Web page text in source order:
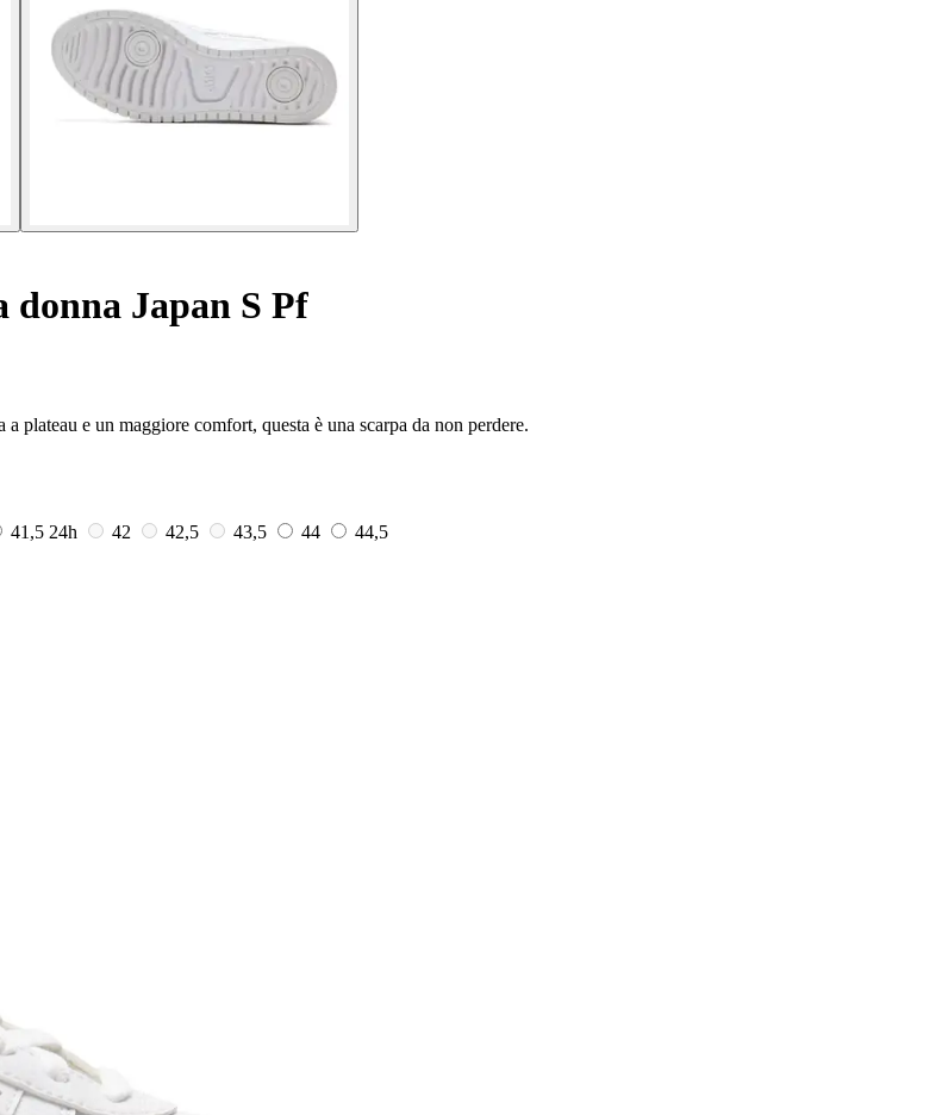
donna Japan S Pf
plateau e un maggiore comfort, questa è una scarpa da non perdere.
41,5 24h 42 42,5 43,5 44
44,5